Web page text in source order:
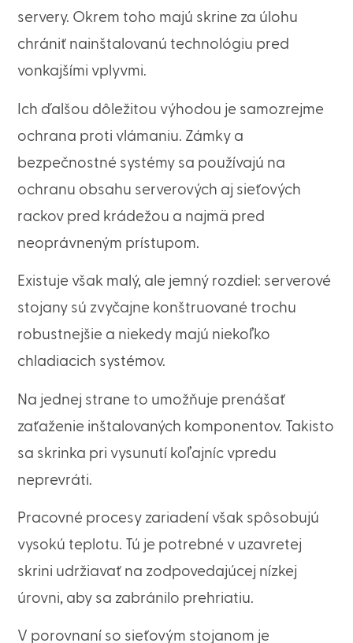
servery. Okrem toho majú skrine za úlohu
chrániť nainštalovanú technológiu pred
vonkajšími vplyvmi.
Ich ďalšou dôležitou výhodou je samozrejme
ochrana proti vlámaniu. Zámky a
bezpečnostné systémy sa používajú na
ochranu obsahu serverových aj sieťových
rackov pred krádežou a najmä pred
neoprávneným prístupom.
Existuje však malý, ale jemný rozdiel: serverové
stojany sú zvyčajne konštruované trochu
robustnejšie a niekedy majú niekoľko
chladiacich systémov.
Na jednej strane to umožňuje prenášať
zaťaženie inštalovaných komponentov. Takisto
sa skrinka pri vysunutí koľajníc vpredu
neprevráti.
Pracovné procesy zariadení však spôsobujú
vysokú teplotu. Tú je potrebné v uzavretej
skrini udržiavať na zodpovedajúcej nízkej
úrovni, aby sa zabránilo prehriatiu.
V porovnaní so sieťovým stojanom je